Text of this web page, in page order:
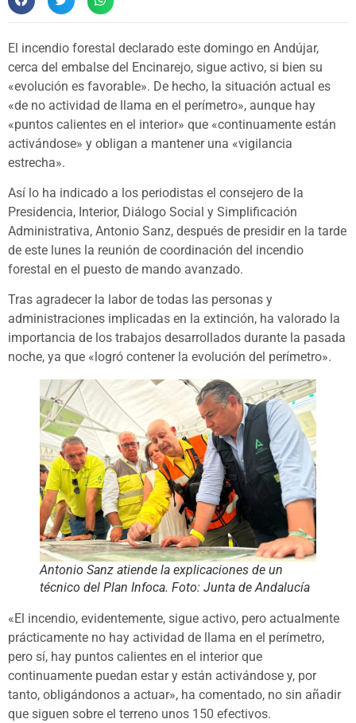
El incendio forestal declarado este domingo en Andújar,
cerca del embalse del Encinarejo, sigue activo, si bien su
«evolución es favorable». De hecho, la situación actual es
«de no actividad de llama en el perímetro», aunque hay
«puntos calientes en el interior» que «continuamente están
activándose» y obligan a mantener una «vigilancia
estrecha».
Así lo ha indicado a los periodistas el consejero de la
Presidencia, Interior, Diálogo Social y Simplificación
Administrativa, Antonio Sanz, después de presidir en la tarde
de este lunes la reunión de coordinación del incendio
forestal en el puesto de mando avanzado.
Tras agradecer la labor de todas las personas y
administraciones implicadas en la extinción, ha valorado la
importancia de los trabajos desarrollados durante la pasada
noche, ya que «logró contener la evolución del perímetro».
Antonio Sanz atiende la explicaciones de un
técnico del Plan Infoca. Foto: Junta de Andalucía
«El incendio, evidentemente, sigue activo, pero actualmente
prácticamente no hay actividad de llama en el perímetro,
pero sí, hay puntos calientes en el interior que
continuamente puedan estar y están activándose y, por
tanto, obligándonos a actuar», ha comentado, no sin añadir
que siguen sobre el terreno unos 150 efectivos.